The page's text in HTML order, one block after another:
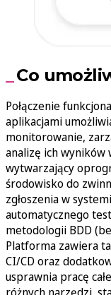
Co
Połączenie
aplikacjami
monitorowanie,
analizę ich wyników
wytwarzający
środowisko do
zgłoszenia w
automatycznego
metodologii BDD
Platforma zawiera
CI/CD oraz
usprawnia pracę
różnych narzędzi,